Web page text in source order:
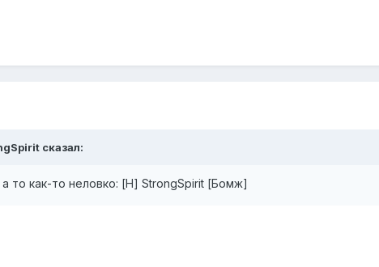
сказал:
то как-то неловко: [H] StrongSpirit [Бомж]